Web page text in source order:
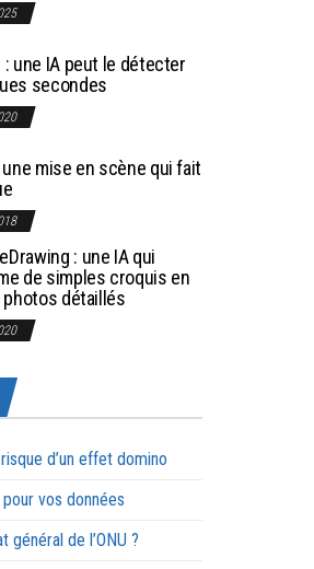
: une IA peut le détecter
secondes
une mise en scène qui fait
: une IA qui
de simples croquis en
détaillés
d’un effet domino
vos données
général de l’ONU ?